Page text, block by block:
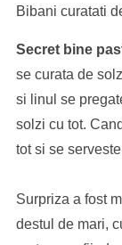
Bibani curatati
Secret bine
se curata de
si linul se
solzi cu tot.
tot si se
Surpriza a fost
destul de mari,